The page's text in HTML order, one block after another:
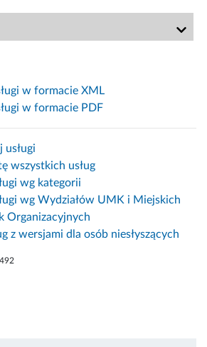
w formacie XML
w formacie PDF
usługi
wszystkich usług
wg kategorii
wg Wydziałów UMK i Miejskich
Organizacyjnych
z wersjami dla osób niesłyszących